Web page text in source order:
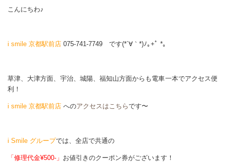
こんにちわ♪
i smile 京都駅前店 075-741-7749 です(*´∀｀*)ﾉ｡+ﾟ *｡
草津、大津方面、宇治、城陽、福知山方面からも電車一本でアクセス便
利！
i smile 京都駅前店 へのアクセスはこちらです〜
i Smile グループでは、全店で共通の
「修理代金¥500-」 お値引きのクーポン券がございます！